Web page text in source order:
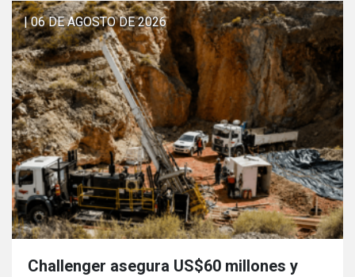
| 06 DE AGOSTO DE 2026
Challenger asegura US$60 millones y